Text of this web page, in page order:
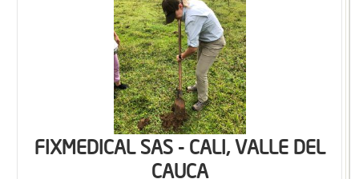
FIXMEDICAL SAS - CALI, VALLE DEL
CAUCA